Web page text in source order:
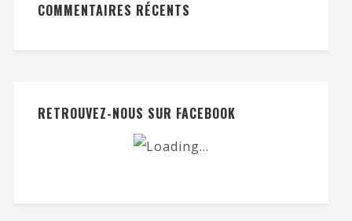
COMMENTAIRES RÉCENTS
RETROUVEZ-NOUS SUR FACEBOOK